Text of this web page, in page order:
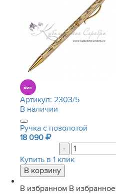
Артикул: 2303/5
В наличии
Ручка с позолотой
18 090
-
Купить в 1 клик
В избранном В избранное